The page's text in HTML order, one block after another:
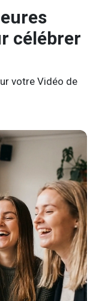
célébrer
votre Vidéo de